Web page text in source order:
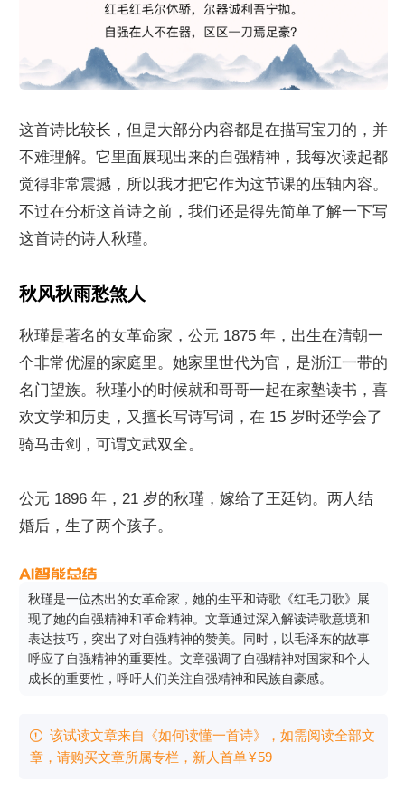
这首诗比较长，但是大部分内容都是在描写宝刀的，并
不难理解。它里面展现出来的自强精神，我每次读起都
觉得非常震撼，所以我才把它作为这节课的压轴内容。
不过在分析这首诗之前，我们还是得先简单了解一下写
这首诗的诗人秋瑾。
秋风秋雨愁煞人
秋瑾是著名的女革命家，公元 1875 年，出生在清朝一
个非常优渥的家庭里。她家里世代为官，是浙江一带的
名门望族。秋瑾小的时候就和哥哥一起在家塾读书，喜
欢文学和历史，又擅长写诗写词，在 15 岁时还学会了
骑马击剑，可谓文武双全。
公元 1896 年，21 岁的秋瑾，嫁给了王廷钧。两人结
婚后，生了两个孩子。
秋瑾是一位杰出的女革命家，她的生平和诗歌《红毛刀歌》展
现了她的自强精神和革命精神。文章通过深入解读诗歌意境和
表达技巧，突出了对自强精神的赞美。同时，以毛泽东的故事
呼应了自强精神的重要性。文章强调了自强精神对国家和个人
成长的重要性，呼吁人们关注自强精神和民族自豪感。
 该试读文章来自《如何读懂一首诗》，如需阅读全部文
章，请购买文章所属专栏 ，新⼈⾸单¥59